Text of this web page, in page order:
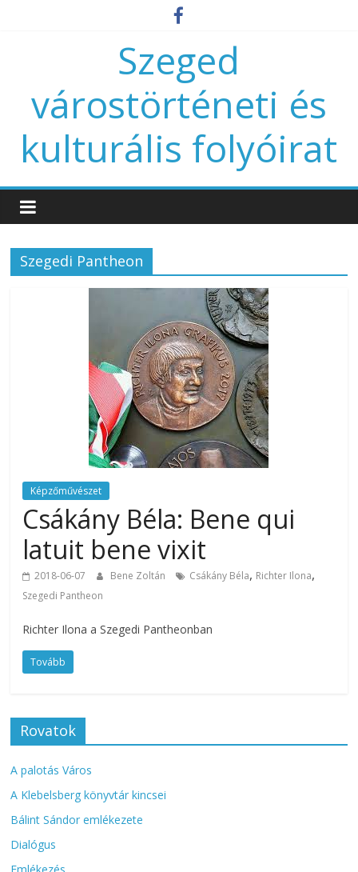
Szeged
várostörténeti és
kulturális folyóirat
Szegedi Pantheon
Képzőművészet
Csákány Béla: Bene qui
latuit bene vixit
2018-06-07 Bene Zoltán Csákány Béla, Richter Ilona,
Szegedi Pantheon
Richter Ilona a Szegedi Pantheonban
Tovább
Rovatok
A palotás Város
A Klebelsberg könyvtár kincsei
Bálint Sándor emlékezete
Dialógus